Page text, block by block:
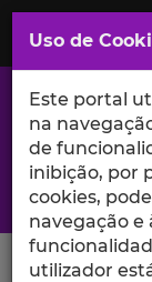
Saltar
para
Conteúdo
Principal
A excelência
Search
Uso de
Este portal
na
de
inibição, por
cookies,
navegação e
utilizador